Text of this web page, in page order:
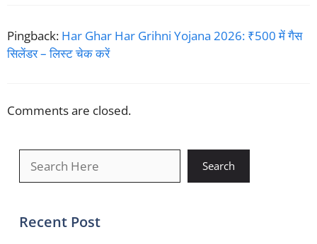
Pingback: Har Ghar Har Grihni Yojana 2026: ₹500 में गैस
सिलेंडर – लिस्ट चेक करें
Comments are closed.
Search
Recent Post